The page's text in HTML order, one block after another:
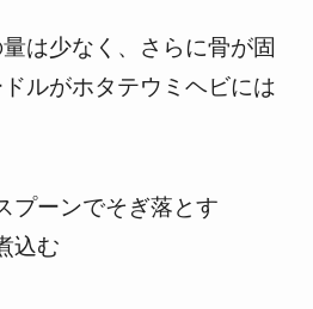
は少なく、さらに骨が固
ルがホタテウミヘビには
プーンでそぎ落とす
込む